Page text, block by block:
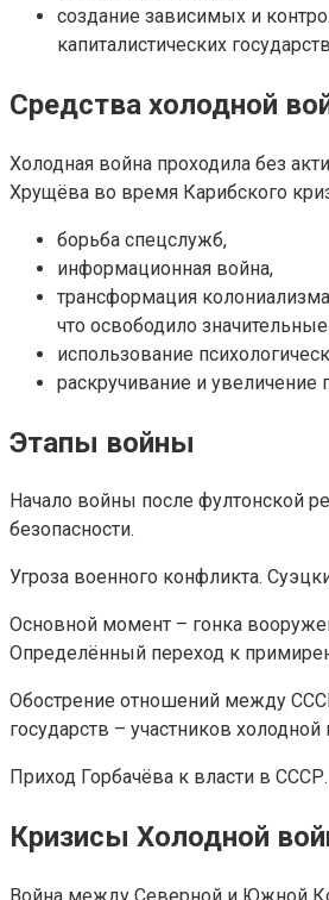
создание зависимых и
капиталистических
Средства холодной
Холодная война проходила без
Хрущёва во время Карибского
борьба спецслужб,
информационная война,
трансформация
что освободило
использование
раскручивание и
Этапы войны
Начало войны после фултонской
безопасности.
Угроза военного конфликта.
Основной момент – гонка
Определённый переход к
Обострение отношений между
государств – участников
Приход Горбачёва к власти в
Кризисы Холодной